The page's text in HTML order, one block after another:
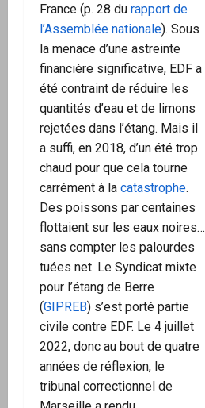
France (p. 28 du rapport de
l’Assemblée nationale). Sous
la menace d’une astreinte
financière significative, EDF a
été contraint de réduire les
quantités d’eau et de limons
rejetées dans l’étang. Mais il
a suffi, en 2018, d’un été trop
chaud pour que cela tourne
carrément à la catastrophe.
Des poissons par centaines
flottaient sur les eaux noires…
sans compter les palourdes
tuées net. Le Syndicat mixte
pour l’étang de Berre
(GIPREB) s’est porté partie
civile contre EDF. Le 4 juillet
2022, donc au bout de quatre
années de réflexion, le
tribunal correctionnel de